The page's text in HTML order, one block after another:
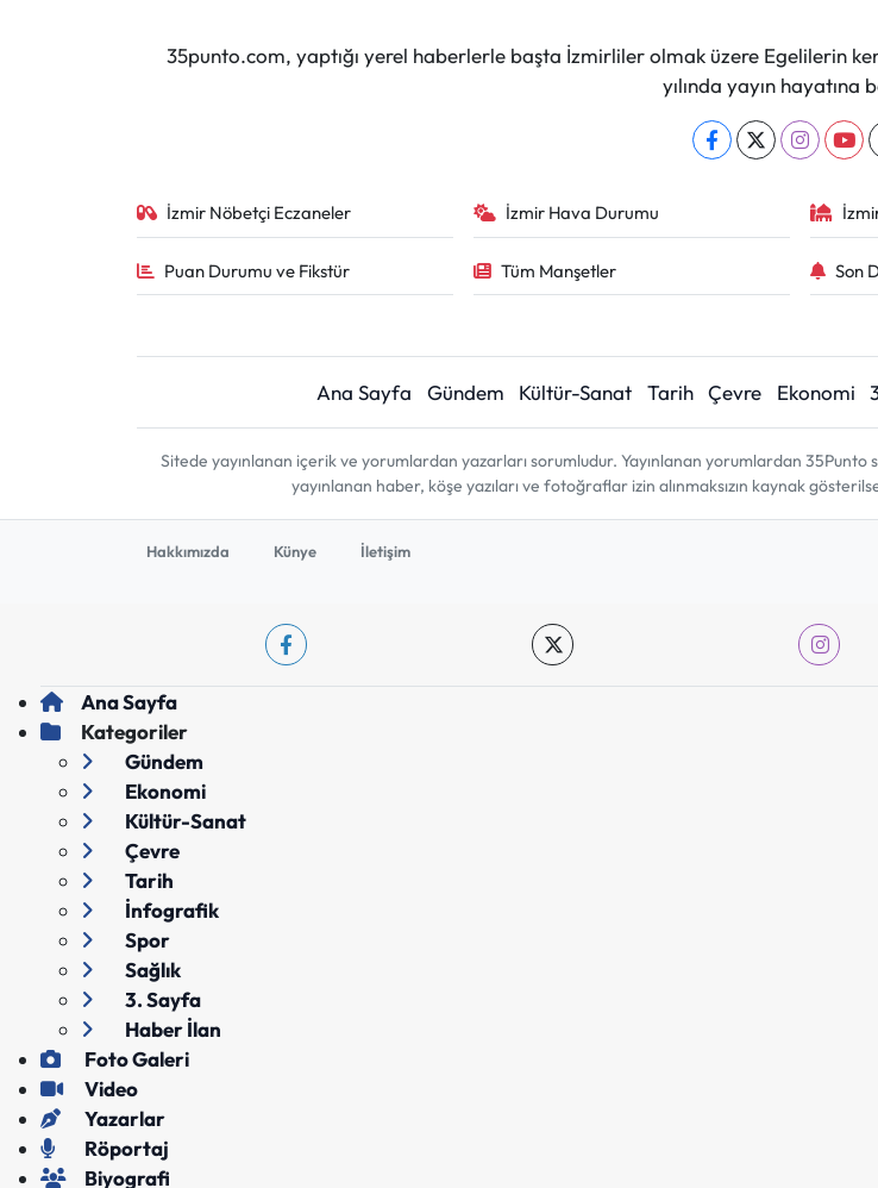
35punto.com, yaptığı yerel haberlerle başta İzmirliler olmak üzere Egelilerin
yılında yayın hayatına
İzmir Nöbetçi Eczaneler İzmir Hava Durumu
Puan Durumu ve Fikstür Tüm Manşetler Son
Ana Sayfa Gündem Kültür-Sanat Tarih Çevre Ekonomi
Sitede yayınlanan içerik ve yorumlardan yazarları sorumludur. Yayınlanan yorumlardan
yayınlanan haber, köşe yazıları ve fotoğraflar izin alınmaksızın kaynak
Hakkımızda Künye İletişim
Ana Sayfa
Kategoriler
Gündem
Ekonomi
Kültür-Sanat
Çevre
Tarih
İnfografik
Spor
Sağlık
3. Sayfa
Haber İlan
Foto Galeri
Video
Yazarlar
Röportaj
Biyografi